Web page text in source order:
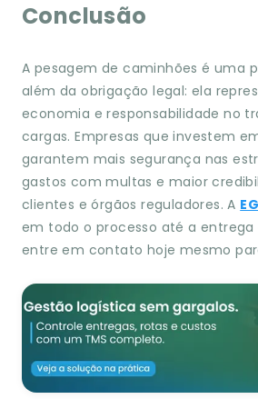
Conclusão
A pesagem de caminhões é uma
além da obrigação legal: ela
economia e responsabilidade no
cargas. Empresas que investem
garantem mais segurança nas
gastos com multas e maior
clientes e órgãos reguladores. A
em todo o processo até a entrega
entre em contato hoje mesmo